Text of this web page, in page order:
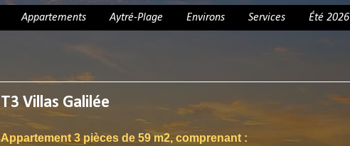
Appartements Aytré-Plage Environs Services Été 2026
T3 Villas Galilée
Appartement 3 pièces de 59 m2, comprenant :